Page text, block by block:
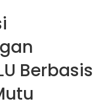
Berbasis